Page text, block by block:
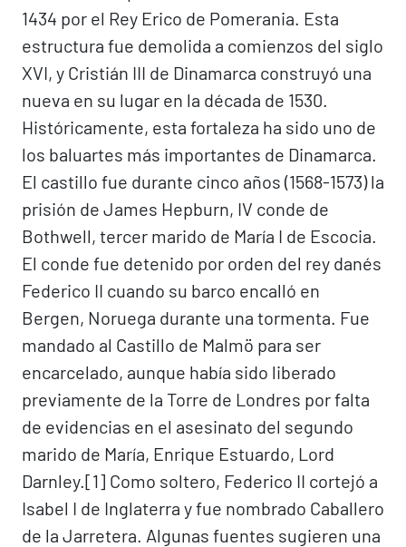
1434 por el Rey Erico de Pomerania. Esta
estructura fue demolida a comienzos del siglo
XVI, y Cristián III de Dinamarca construyó una
nueva en su lugar en la década de 1530.
Históricamente, esta fortaleza ha sido uno de
los baluartes más importantes de Dinamarca.
El castillo fue durante cinco años (1568-1573) la
prisión de James Hepburn, IV conde de
Bothwell, tercer marido de María I de Escocia.
El conde fue detenido por orden del rey danés
Federico II cuando su barco encalló en
Bergen, Noruega durante una tormenta. Fue
mandado al Castillo de Malmö para ser
encarcelado, aunque había sido liberado
previamente de la Torre de Londres por falta
de evidencias en el asesinato del segundo
marido de María, Enrique Estuardo, Lord
Darnley.[1]​ Como soltero, Federico II cortejó a
Isabel I de Inglaterra y fue nombrado Caballero
de la Jarretera. Algunas fuentes sugieren una